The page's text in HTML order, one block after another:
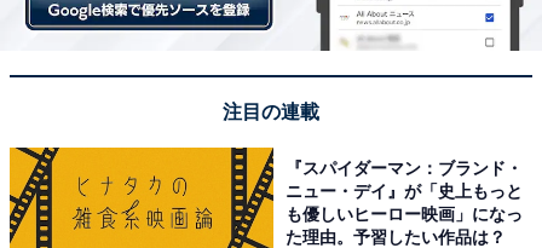
注目の連載
『スパイダーマン：ブランド・
ニュー・デイ』が「史上もっと
も優しいヒーロー映画」になっ
た理由。予習したい作品は？